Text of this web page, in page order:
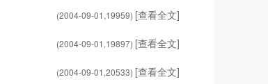
(2004-09-01,19959) [查看全文]
(2004-09-01,19897) [查看全文]
(2004-09-01,20533) [查看全文]